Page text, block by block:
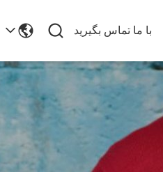
با ما تماس بگیرید